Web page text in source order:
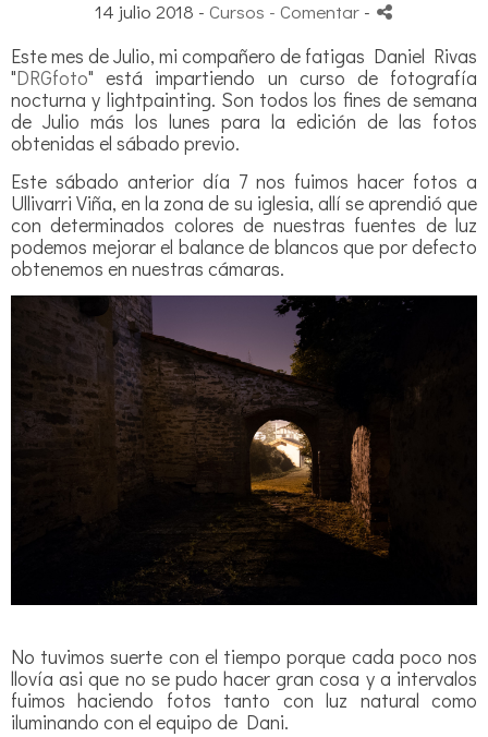
14 julio 2018 - Cursos - Comentar -
Este mes de Julio, mi compañero de fatigas Daniel Rivas
"DRGfoto" está impartiendo un curso de fotografía
nocturna y lightpainting. Son todos los fines de semana
de Julio más los lunes para la edición de las fotos
obtenidas el sábado previo.
Este sábado anterior día 7 nos fuimos hacer fotos a
Ullivarri Viña, en la zona de su iglesia, allí se aprendió que
con determinados colores de nuestras fuentes de luz
podemos mejorar el balance de blancos que por defecto
obtenemos en nuestras cámaras.
No tuvimos suerte con el tiempo porque cada poco nos
llovía asi que no se pudo hacer gran cosa y a intervalos
fuimos haciendo fotos tanto con luz natural como
iluminando con el equipo de Dani.